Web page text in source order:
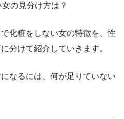
の見分け方は？
化粧をしない女の特徴を、性
分けて紹介していきます。
なるには、何が足りていない